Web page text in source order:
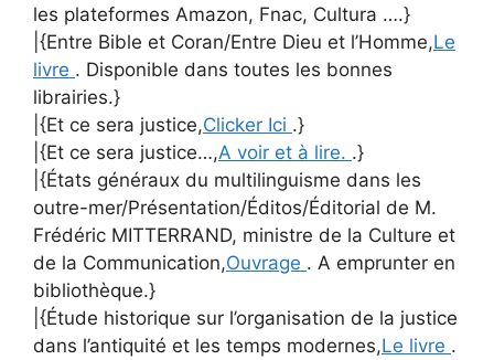
les plateformes Amazon, Fnac, Cultura ….}
|{Entre Bible et Coran/Entre Dieu et l’Homme,Le
livre . Disponible dans toutes les bonnes
librairies.}
|{Et ce sera justice,Clicker Ici .}
|{Et ce sera justice…,A voir et à lire. .}
|{États généraux du multilinguisme dans les
outre-mer/Présentation/Éditos/Éditorial de M.
Frédéric MITTERRAND, ministre de la Culture et
de la Communication,Ouvrage . A emprunter en
bibliothèque.}
|{Étude historique sur l’organisation de la justice
dans l’antiquité et les temps modernes,Le livre .